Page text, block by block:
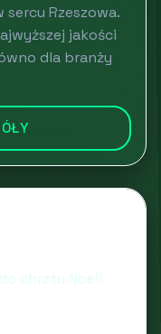
Rzeszowa.
jakości
dla branży